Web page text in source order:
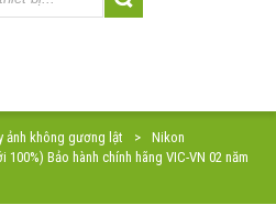
ảnh không gương lật
Nikon
Bảo hành chính hãng VIC-VN 02 năm